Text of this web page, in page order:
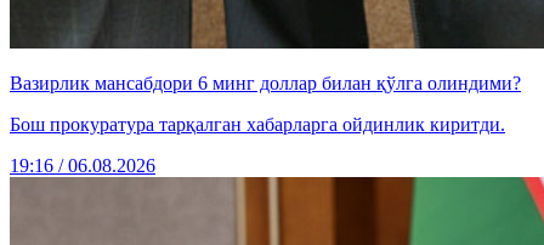
Вазирлик мансабдори 6 минг доллар билан қўлга олиндими?
Бош прокуратура тарқалган хабарларга ойдинлик киритди.
19:16 / 06.08.2026